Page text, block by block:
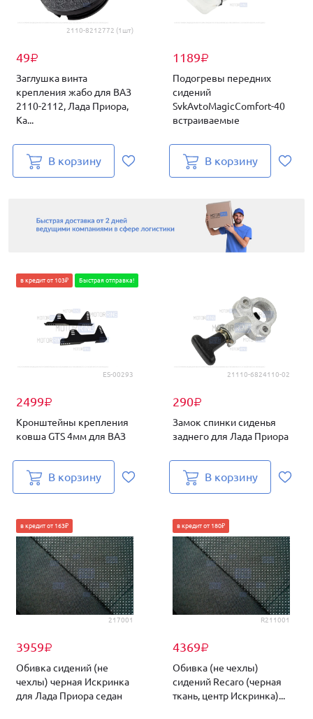
2110-8212772 (1шт)
49₽
Заглушка винта
крепления жабо для ВАЗ
2110-2112, Лада Приора,
Ка...
В корзину
1189₽
Подогревы передних
сидений
SvkAvtoMagicComfort-40
встраиваемые
В корзину
ES-00293
2499₽
в кредит от 103₽ Быстрая отправка!
Кронштейны крепления
ковша GTS 4мм для ВАЗ
В корзину
21110-6824110-02
290₽
Замок спинки сиденья
заднего для Лада Приора
В корзину
217001
3959₽
в кредит от 163₽
Обивка сидений (не
чехлы) черная Искринка
для Лада Приора седан
R211001
4369₽
в кредит от 180₽
Обивка (не чехлы)
сидений Recaro (черная
ткань, центр Искринка)...